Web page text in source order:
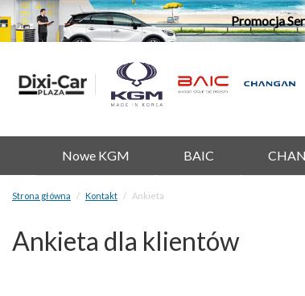
Promocja
Nowe KGM BAIC
Strona główna Kontakt Ankieta
Ankieta dla klientów